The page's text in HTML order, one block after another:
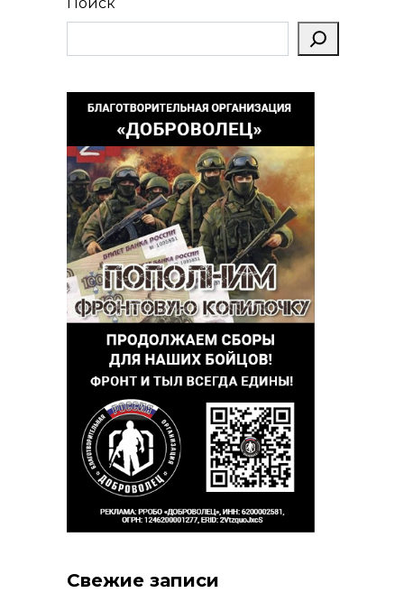
Поиск
Свежие записи